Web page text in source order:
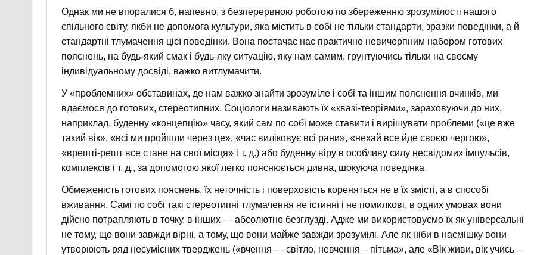
Однак ми не впоралися б, напевно, з безперервною роботою по збереженню зрозумілості нашого
спільного світу, якби не допомога культури, яка містить в собі не тільки стандарти, зразки поведінки, а й
стандартні тлумачення цієї поведінки. Вона постачає нас практично невичерпним набором готових
пояснень, на будь-який смак і будь-яку ситуацію, яку нам самим, грунтуючись тільки на своєму
індивідуальному досвіді, важко витлумачити.
У «проблемних» обставинах, де нам важко знайти зрозуміле і собі та іншим пояснення вчинків, ми
вдаємося до готових, стереотипних. Соціологи називають їх «квазі-теоріями», зараховуючи до них,
наприклад, буденну «концепцію» часу, який сам по собі може ставити і вирішувати проблеми («це вже
такий вік», «всі ми пройшли через це», «час виліковує всі рани», «нехай все йде своєю чергою»,
«врешті-решт все стане на свої місця» і т. д.) або буденну віру в особливу силу несвідомих імпульсів,
комплексів і т. д., за допомогою якої легко пояснюється дивна, шокуюча поведінка.
Обмеженість готових пояснень, їх неточність і поверховість кореняться не в їх змісті, а в способі
вживання. Самі по собі такі стереотипні тлумачення не істинні і не помилкові, в одних умовах вони
дійсно потрапляють в точку, в інших — абсолютно безглузді. Адже ми використовуємо їх як універсальні
не тому, що вони завжди вірні, а тому, що вони майже завжди зрозумілі. Але як ніби в насмішку вони
утворюють ряд несумісних тверджень («вчення — світло, невчення – пітьма», але «Вік живи, вік учись –